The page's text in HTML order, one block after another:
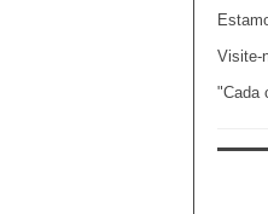
Visite-
"Cada